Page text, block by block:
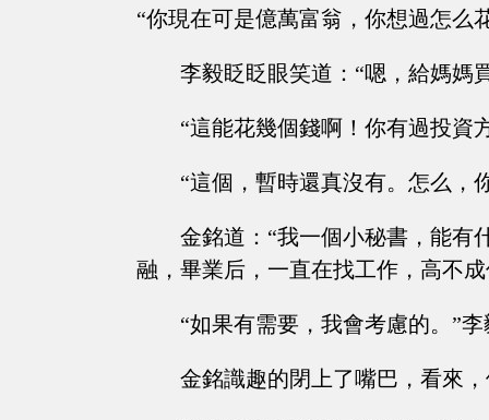
“你現在可是億萬富翁，你想過怎么
李毅眨眨眼笑道：“嗯，給媽媽
“這能花幾個錢啊！你有過投資
“這個，暫時還真沒有。怎么，
金銘道：“我一個小秘書，能有
融，畢業后，一直在找工作，高不
“如果有需要，我會考慮的。”
金銘識趣的閉上了嘴巴，看來